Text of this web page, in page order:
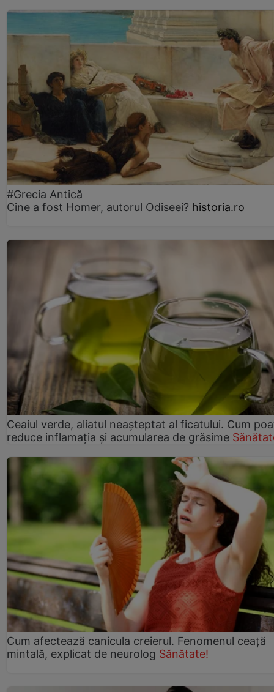
#Grecia Antică
Cine a fost Homer, autorul Odiseei? historia.ro
Ceaiul verde, aliatul neașteptat al ficatului. Cum
reduce inflamația și acumularea de grăsime
Cum afectează canicula creierul. Fenomenul ceață
mintală, explicat de neurolog Sănătate!